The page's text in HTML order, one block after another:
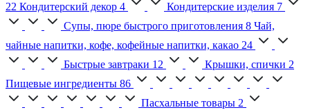
22 Кондитерский декор 4 Кондитерские изделия 7
Супы, пюре быстрого приготовления 8 Чай,
чайные напитки, кофе, кофейные напитки, какао 24
Быстрые завтраки 12 Крышки, спички 2
Пищевые ингредиенты 86
Пасхальные товары 2